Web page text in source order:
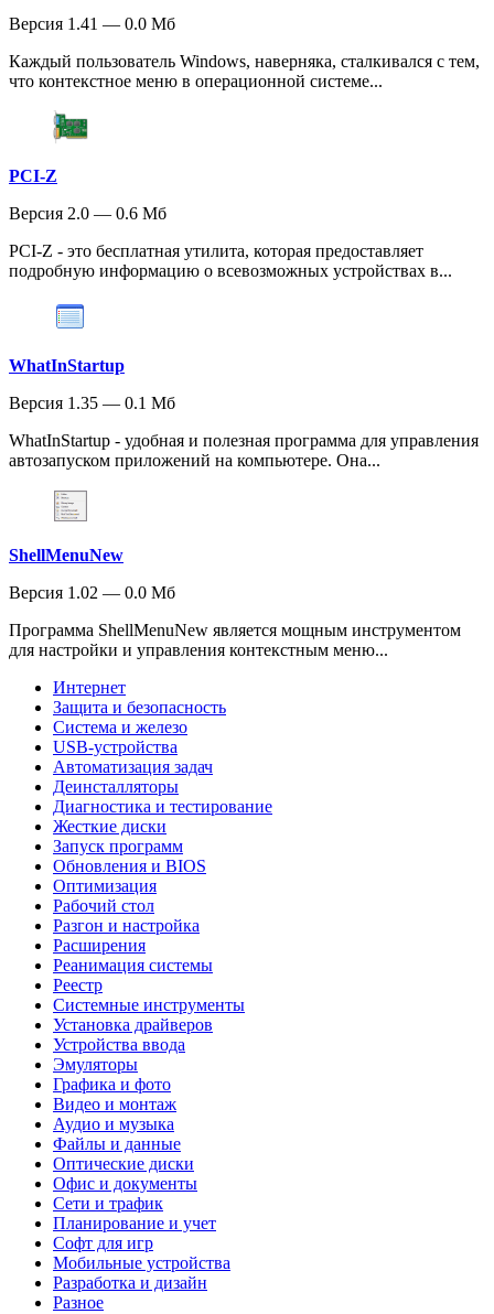
Версия 1.41 — 0.0 Мб
Каждый пользователь Windows, наверняка, сталкивался с тем,
что контекстное меню в операционной системе...
PCI-Z
Версия 2.0 — 0.6 Мб
PCI-Z - это бесплатная утилита, которая предоставляет
подробную информацию о всевозможных устройствах в...
WhatInStartup
Версия 1.35 — 0.1 Мб
WhatInStartup - удобная и полезная программа для управления
автозапуском приложений на компьютере. Она...
ShellMenuNew
Версия 1.02 — 0.0 Мб
Программа ShellMenuNew является мощным инструментом
для настройки и управления контекстным меню...
Интернет
Защита и безопасность
Система и железо
USB-устройства
Автоматизация задач
Деинсталляторы
Диагностика и тестирование
Жесткие диски
Запуск программ
Обновления и BIOS
Оптимизация
Рабочий стол
Разгон и настройка
Расширения
Реанимация системы
Реестр
Системные инструменты
Установка драйверов
Устройства ввода
Эмуляторы
Графика и фото
Видео и монтаж
Аудио и музыка
Файлы и данные
Оптические диски
Офис и документы
Сети и трафик
Планирование и учет
Софт для игр
Мобильные устройства
Разработка и дизайн
Разное